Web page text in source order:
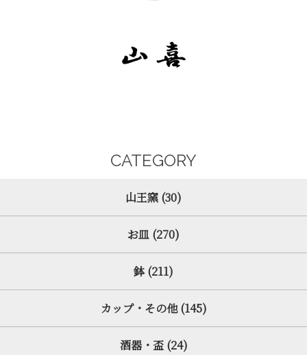
CATEGORY
山王窯 (30)
お皿 (270)
鉢 (211)
カップ・その他 (145)
酒器・盃 (24)